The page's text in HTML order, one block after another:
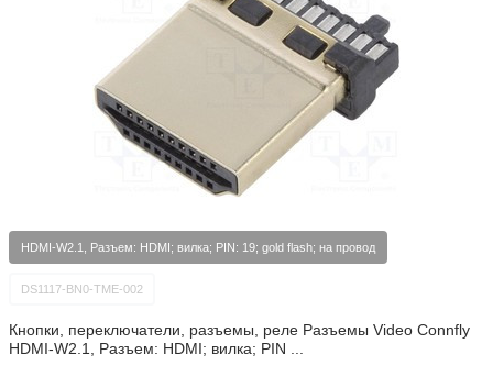
HDMI-W2.1, Разъем: HDMI; вилка; PIN: 19; gold flash; на провод
DS1117-BN0-TME-002
Кнопки, переключатели, разъемы, реле Разъемы Video Connfly
HDMI-W2.1, Разъем: HDMI; вилка; PIN ...